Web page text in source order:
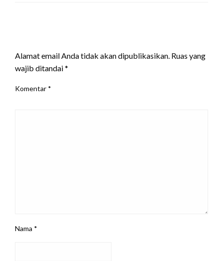
Alamat email Anda tidak akan dipublikasikan. Ruas yang
wajib ditandai*
Komentar *
Nama *